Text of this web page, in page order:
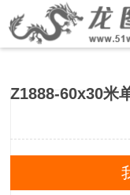
Z1888-60x30米